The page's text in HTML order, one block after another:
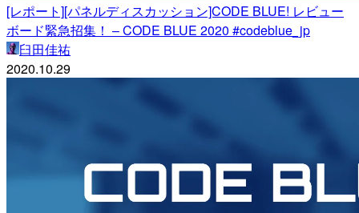
[レポート][パネルディスカッション]CODE BLUE! レビュー
ボード緊急招集！ – CODE BLUE 2020 #codeblue_jp
臼田佳祐
2020.10.29